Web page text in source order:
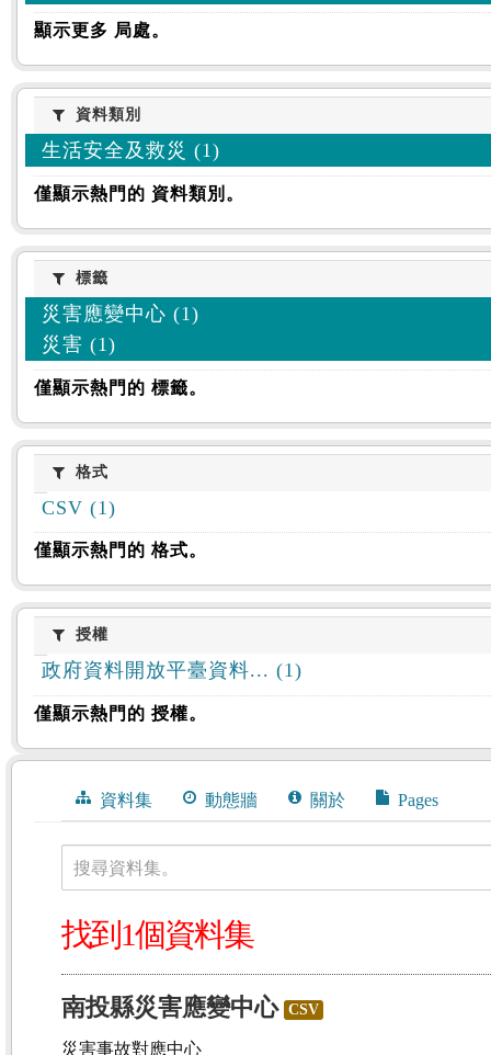
顯示更多 局處。
資料類別
資料類別
生活安全及救災 (1)
僅顯示熱門的 資料類別。
標籤標籤
災害應變中心 (1)
災害 (1)
僅顯示熱門的 標籤。
格式格式
CSV (1)
僅顯示熱門的 格式。
授權授權
政府資料開放平臺資料... (1)
僅顯示熱門的 授權。
資料集 動態牆 關於 Pages
搜尋資料集。
找到1個資料集
南投縣災害應變中心 CSV
災害事故對應中心